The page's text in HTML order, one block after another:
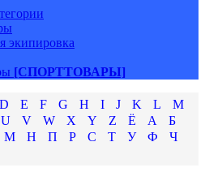
экипировка
[СПОРТТОВАРЫ]
D E F G H I J K L
M
U V W X Y Z Ё А
Б
М Н П Р С Т У Ф
Ч